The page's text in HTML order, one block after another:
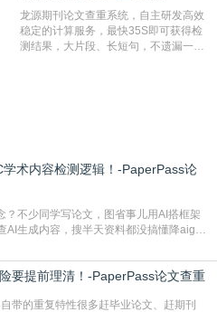
有相似的片段，该项技术检测速度快、
准确率高，市场反映良好。
龙源期刊论文查重系统，自主研发高效
稳定的计算服务，最快35S即可获得检
测结果，大片段、长短句，不遗漏一处
术内容检测逻辑！-PaperPass论
不少同学写论文，图省事儿用AI搭框架
生成内容，搜半天资料都没搞懂降aigc
不清降aigc检测是啥，对相关要求摸不
在学术领域普及诞生的新需求，核心是为
要提前理清！-PaperPass论文查重
带的重复特性很多赶毕业论文、赶期刊